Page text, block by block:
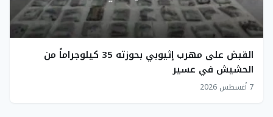
القبض على مهرب إثيوبي بحوزته 35 كيلوجراماً من
الحشيش في عسير
7 أغسطس 2026